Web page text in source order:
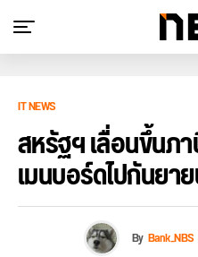
IT NEWS
สหรัฐฯ เลื่อนขึ้นภ
เมนบอร์ดไปกันยา
By Bank_NBS